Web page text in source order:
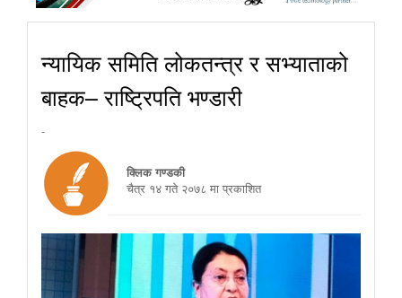
न्यायिक समिति लोकतन्त्र र सभ्याताको
बाहक– राष्ट्रिपति भण्डारी
-
क्लिक गण्डकी
चैत्र १४ गते २०७८ मा प्रकाशित